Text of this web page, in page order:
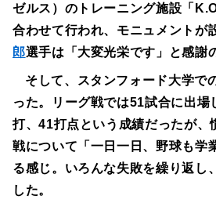
ゼルス）のトレーニング施設「
合わせて行われ、モニュメントが
郎選手は「大変光栄です」と感謝
そして、スタンフォード大学で
った。リーグ戦では51試合に出場
打、41打点という成績だったが、
戦について「一日一日、野球も学
る感じ。いろんな失敗を繰り返し
した。